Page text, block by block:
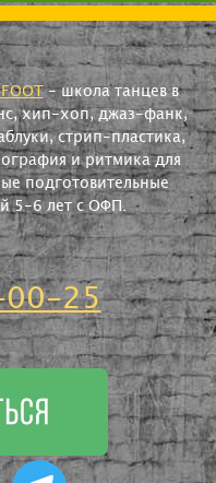
- школа танцев в
хип-хоп, джаз-фанк,
стрип-пластика,
и ритмика для
подготовительные
5-6 лет с ОФП.
00-25